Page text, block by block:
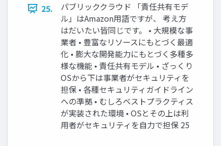
25.
パブリッククラウド 「責任共有モデ
ル」はAmazon用語ですが、 考え方
はだいたい皆同じです。 • 大規模な事
業者 • 豊富なリソースにもとづく最適
化 • 膨大な開発能力にもとづく多種多
様な機能 • 責任共有モデル • ざっくり
OSから下は事業者がセキュリティを
担保 • 各種セキュリティガイドライン
への準拠 • むしろベストプラクティス
が実装された環境 • OSとその上は利
用者がセキュリティを自力で担保 25